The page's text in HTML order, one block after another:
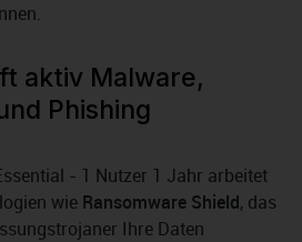
aktiv Malware,
Phishing
- 1 Nutzer 1 Jahr arbeitet
wie Ransomware Shield, das
Ihre Daten